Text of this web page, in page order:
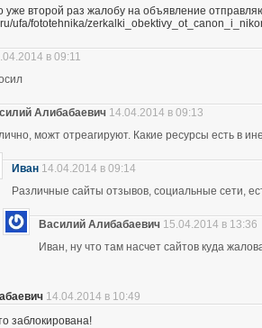
уже второй раз жалобу на объявление
ufa/fototehnika/
в 09:11
Алибабаевич 14.04.2014 в 09:13
можт отреагируют. Какие ресурсы есть в
Иван 14.04.2014 в 09:14
Различные сайты отзывов, социальные сети,
Василий Алибабаевич 15.04.2014 в 13:36
Иван, ну что там насчет сайтов куда
14.04.2014 в 10:49
заблокирована!